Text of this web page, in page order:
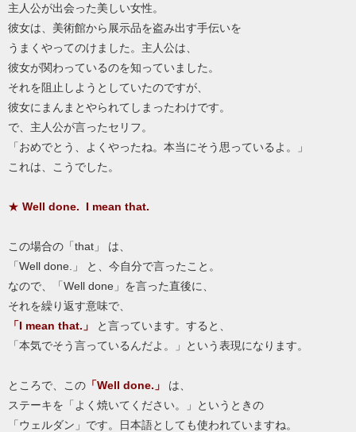
主人公が出会った美しい女性。
彼女は、美術館から展示品を盗み出す手伝いを
うまくやってのけました。主人公は、
彼女が関わっているのを知っていました。
それを阻止しようとしていたのですが、
彼女にまんまとやられてしまったわけです。
で、主人公が言ったセリフ。
「おめでとう、よくやったね。本当にそう思っているよ。」
これは、こうでした。
★ Well done. I mean that.
この場合の「that」 は、
「Well done.」 と、今自分で言ったこと。
なので、「Well done」を言った直後に、
それを繰り返す意味で、
「I mean that.」
と言っています。すると、
「本気でそう言っているんだよ。」という表現になります。
ところで、この 「Well done.」
は、
ステーキを「よく焼いてください。」というときの
「ウェルダン」です。日本語としても使われていますね。